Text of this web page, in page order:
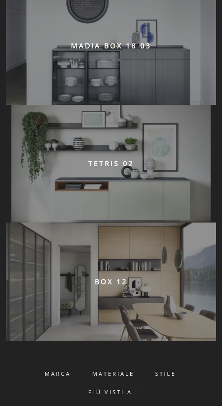
MADIA BOX 18 03
TETRIS 02
BOX 12
MARCA MATERIALE STILE
I PIÙ VISTI A :